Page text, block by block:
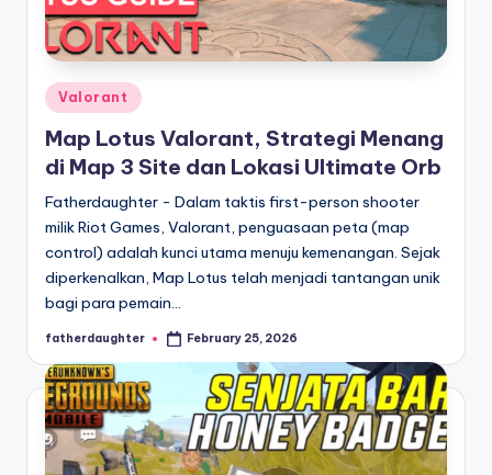
Posted
in
Valorant
Map Lotus Valorant, Strategi Menang
di Map 3 Site dan Lokasi Ultimate Orb
Fatherdaughter - Dalam taktis first-person shooter
milik Riot Games, Valorant, penguasaan peta (map
control) adalah kunci utama menuju kemenangan. Sejak
diperkenalkan, Map Lotus telah menjadi tantangan unik
bagi para pemain…
Posted
fatherdaughter February 25, 2026